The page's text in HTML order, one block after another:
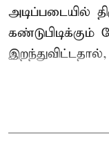
அடிப்படையில்